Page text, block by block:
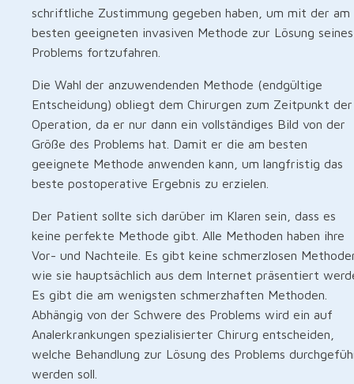
schriftliche Zustimmung gegeben haben, um mit der am
besten geeigneten invasiven Methode zur Lösung seines
Problems fortzufahren.
Die Wahl der anzuwendenden Methode (endgültige
Entscheidung) obliegt dem Chirurgen zum Zeitpunkt der
Operation, da er nur dann ein vollständiges Bild von der
Größe des Problems hat. Damit er die am besten
geeignete Methode anwenden kann, um langfristig das
beste postoperative Ergebnis zu erzielen.
Der Patient sollte sich darüber im Klaren sein, dass es
keine perfekte Methode gibt. Alle Methoden haben ihre
Vor- und Nachteile. Es gibt keine schmerzlosen
wie sie hauptsächlich aus dem Internet präsentiert
Es gibt die am wenigsten schmerzhaften Methoden.
Abhängig von der Schwere des Problems wird ein auf
Analerkrankungen spezialisierter Chirurg entscheiden,
welche Behandlung zur Lösung des Problems
werden soll.